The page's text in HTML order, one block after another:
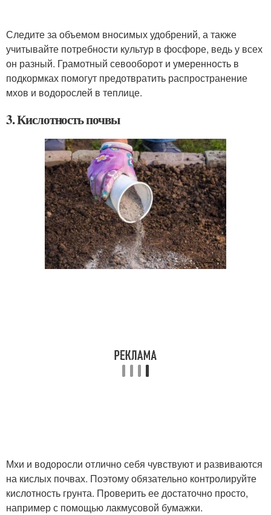
Следите за объемом вносимых удобрений, а также
учитывайте потребности культур в фосфоре, ведь у всех
он разный. Грамотный севооборот и умеренность в
подкормках помогут предотвратить распространение
мхов и водорослей в теплице.
3. Кислотность почвы
Мхи и водоросли отлично себя чувствуют и развиваются
на кислых почвах. Поэтому обязательно контролируйте
кислотность грунта. Проверить ее достаточно просто,
например с помощью лакмусовой бумажки.